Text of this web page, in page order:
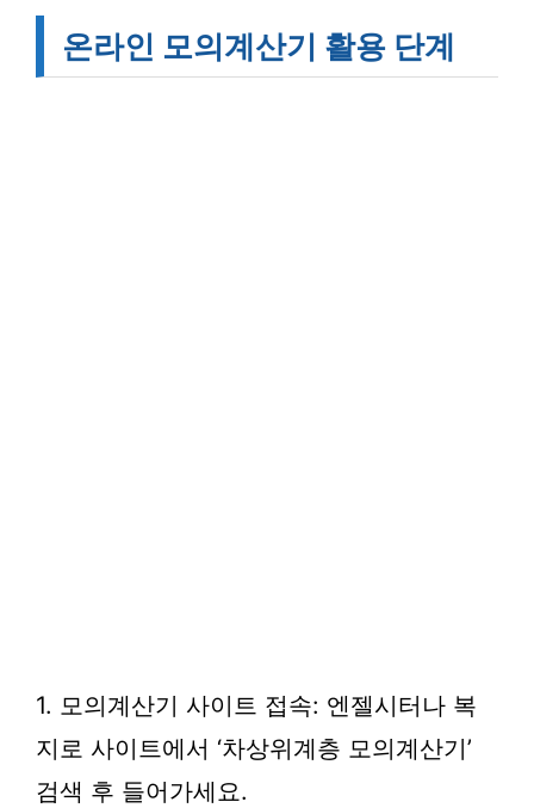
온라인 모의계산기 활용 단계
1. 모의계산기 사이트 접속: 엔젤시터나 복
지로 사이트에서 ‘차상위계층 모의계산기’
검색 후 들어가세요.